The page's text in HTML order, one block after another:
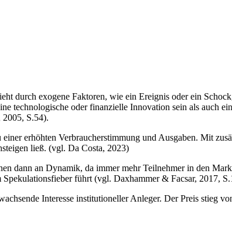
durch exogene Faktoren, wie ein Ereignis oder ein
technologische oder finanzielle Innovation sein als auch
S.54).
erhöhten Verbraucherstimmung und Ausgaben. Mit
ließ. (vgl. Da Costa, 2023)
dann an Dynamik, da immer mehr Teilnehmer in den
führt (vgl. Daxhammer & Facsar, 2017,
Interesse institutioneller Anleger. Der Preis stieg